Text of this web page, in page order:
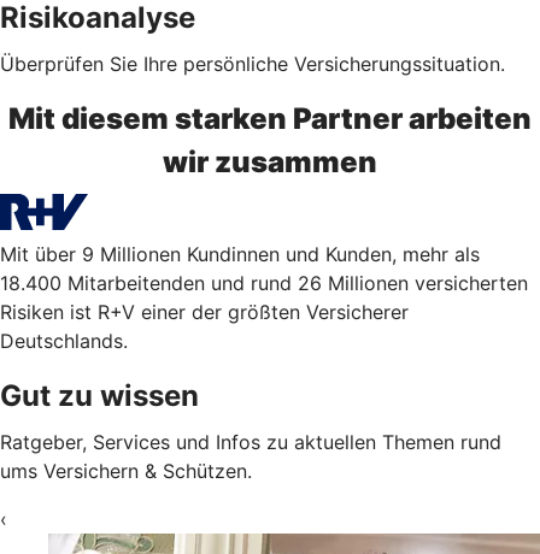
Risikoanalyse
Überprüfen Sie Ihre persönliche Versicherungssituation.
Mit diesem starken Partner arbeiten
wir zusammen
Mit über 9 Millionen Kundinnen und Kunden, mehr als
18.400 Mitarbeitenden und rund 26 Millionen versicherten
Risiken ist R+V einer der größten Versicherer
Deutschlands.
Gut zu wissen
Ratgeber, Services und Infos zu aktuellen Themen rund
ums Versichern & Schützen.
‹